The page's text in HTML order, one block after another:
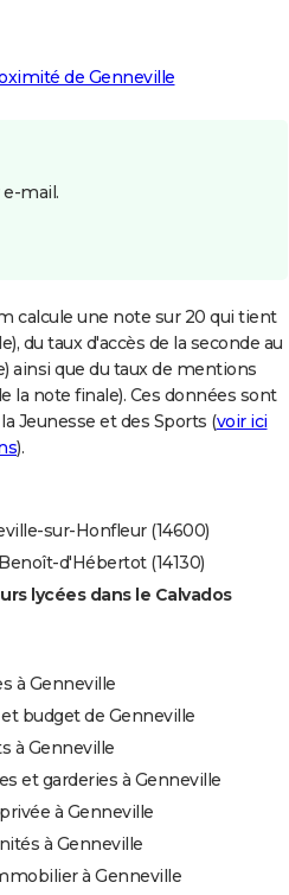
de Genneville
mail.
calcule une note sur 20 qui tient
du taux d'accès de la seconde au
ainsi que du taux de mentions
la note finale). Ces données sont
Jeunesse et des Sports (voir ici
).
sur-Honfleur (14600)
d'Hébertot (14130)
lycées dans le Calvados
à Genneville
budget de Genneville
à Genneville
et garderies à Genneville
à Genneville
à Genneville
à Genneville